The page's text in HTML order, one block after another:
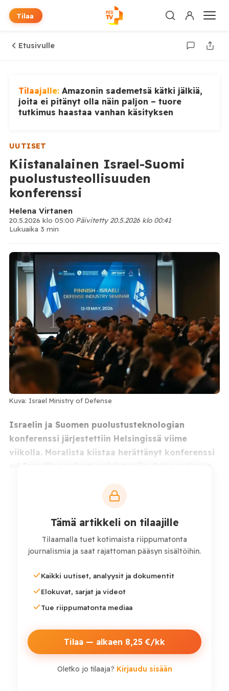
Tilaa
Etusivulle
Tilaajalle: Amazonin sademetsä kätki jälkiä,
joita ei pitänyt olla näin paljon – tuore
tutkimus haastaa vanhan käsityksen
UUTISET
Kiistanalainen Israel-Suomi
puolustusteollisuuden
konferenssi
Helena Virtanen
20.5.2026 klo 05:00·Päivitetty 20.5.2026 klo 00:41·
Lukuaika 3 min
Kuva: Israel Ministry of Defense
Israelin ja Suomen puolustusteknologian
konferenssi järjestettiin Helsingissä viime
viikolla. Moralista kiistaa herättänyt konferenssi
seminaari, johon osallistui israelilaisia ja
suomalaisia yrityksiä, myös valtiollisia yrityksiä.
Israelin puolustusministeriön tiedotteessa kerrotaan,
että Israel pyrkii jatkuvasti vahvistamaan teollista
ja kehuu Suomen ”horjumatonta sitoutumista”.
Tämä artikkeli on tilaajille
Tilaamalla tuet kotimaista riippumatonta
journalismia ja saat rajattoman pääsyn sisältöihin.
Kaikki uutiset, analyysit ja dokumentit
Elokuvat, sarjat ja videot
Tue riippumatonta mediaa
Tilaa — alkaen 8,25 €/kk
Oletko jo tilaaja? Kirjaudu sisään